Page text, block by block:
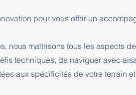
pour vous offrir un
nous maîtrisons tous les aspects
techniques, de naviguer avec
aux spécificités de votre terrain